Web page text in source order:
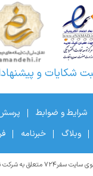
شکایات و
شرایط و ضوابط
وبلاگ خبرنامه
© تمامی حقوق مادی و معنوی